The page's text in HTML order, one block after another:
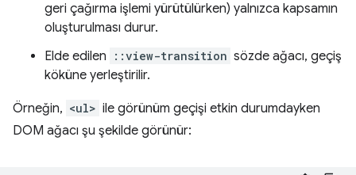
geri çağırma işlemi yürütülürken) yalnızca kapsamın
oluşturulması durur.
Elde edilen
::view-transition sözde ağacı, geçiş
köküne yerleştirilir.
Örneğin, <ul> ile görünüm geçişi etkin durumdayken
DOM ağacı şu şekilde görünür: